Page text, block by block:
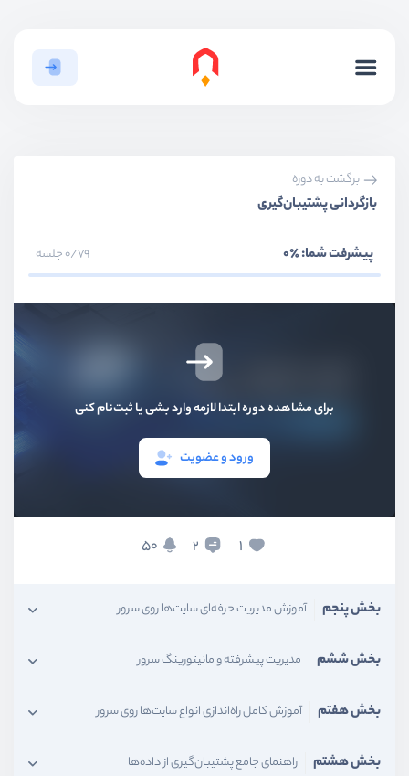
برگشت به دوره
بازگردانی پشتیبان‌گیری
پیشرفت شما:٪0 0/79 جلسه
برای مشاهده دوره ابتدا لازمه وارد بشی یا ثبت‌نام کنی
ورود و عضویت
1
2
50
بخش اول معرفی پَچیم؛ راهکار مدیریت آسان سرور و سایت
آموزش گام به گام راه‌اندازی و مدیریت سرور
مدیریت و راه‌اندازی انواع دیتابیس‌ها
بخش پنجم آموزش مدیریت حرفه‌ای سایت‌ها روی سرور
بخش ششم مدیریت پیشرفته و مانیتورینگ سرور
بخش هفتم آموزش کامل راه‌اندازی انواع سایت‌ها روی سرور
بخش هشتم راهنمای جامع پشتیبان‌گیری از داده‌ها